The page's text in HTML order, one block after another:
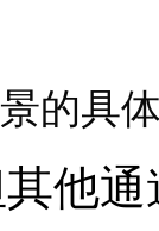
的具
他